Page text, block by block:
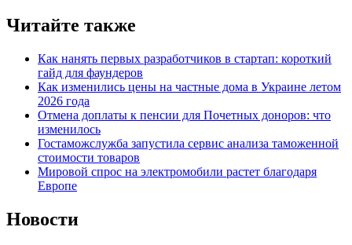
Читайте также
Как нанять первых разработчиков в стартап: короткий
гайд для фаундеров
Как изменились цены на частные дома в Украине летом
2026 года
Отмена доплаты к пенсии для Почетных доноров: что
изменилось
Гостаможслужба запустила сервис анализа таможенной
стоимости товаров
Мировой спрос на электромобили растет благодаря
Европе
Новости